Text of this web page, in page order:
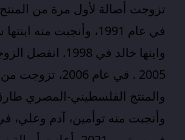
تزوجت أصالة لأول مرة من
وابنها خالد في 1998.
2005 . في عام 2006،
والمنتج الفلسطيني-المصري